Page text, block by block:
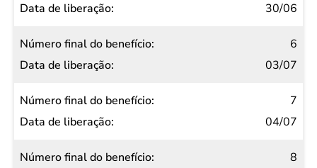
30/06
6
03/07
7
04/07
8